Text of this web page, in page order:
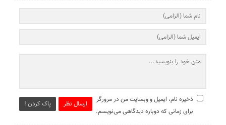
ارسال نظر پاک کردن !
ذخیره نام، ایمیل و وبسایت من در مرورگر
برای زمانی که دوباره دیدگاهی می‌نویسم.